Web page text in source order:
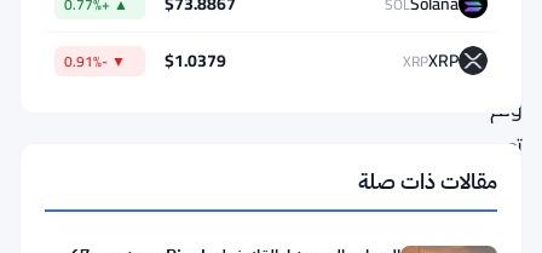
مطبعي،
ولم
تعد
فكرة
هامشية
XRP
XRP
$1.0379
▼ -0.91%
مقالات ذات صلة